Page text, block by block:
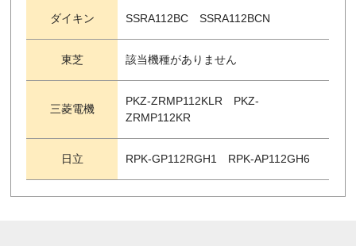
ダイキン SSRA112BC SSRA112BCN
東芝 該当機種がありません
三菱電機
PKZ-ZRMP112KLR PKZ-
ZRMP112KR
日立 RPK-GP112RGH1 RPK-AP112GH6